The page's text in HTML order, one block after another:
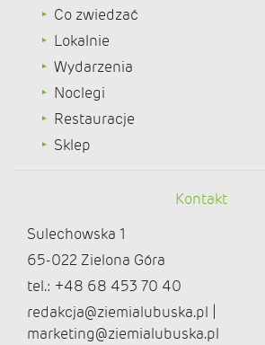
Co zwiedzać
Lokalnie
Wydarzenia
Noclegi
Restauracje
Sklep
Kontakt
Sulechowska 1
65-022 Zielona Góra
tel.: +48 68 453 70 40
redakcja@ziemialubuska.pl |
marketing@ziemialubuska.pl